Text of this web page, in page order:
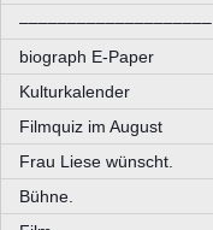
––––––––––––––––––––
biograph E-Paper
Kulturkalender
Filmquiz im August
Frau Liese wünscht.
Bühne.